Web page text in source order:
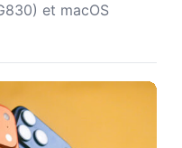
et macOS